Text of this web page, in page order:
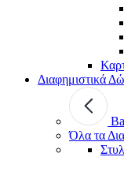
Διαφημιστικά
Όλα τα